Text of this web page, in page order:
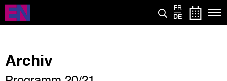
Direkt
zum
Inhalt
FR
DE
Archiv